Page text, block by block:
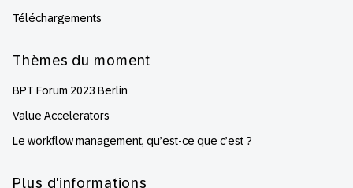
Téléchargements
Thèmes du moment
BPT Forum 2023 Berlin
Value Accelerators
Le workflow management, qu’est-ce que c’est ?
Plus d'informations